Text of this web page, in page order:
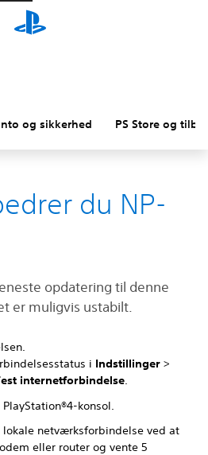
og sikkerhed PS Store og
du NP-
opdatering til denne
er muligvis ustabilt.
i Indstillinger >
internetforbindelse.
konsol.
lokale netværksforbindelse ved at
eller router og vente 5